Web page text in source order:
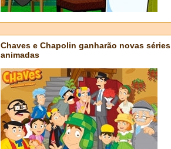
Chaves e Chapolin ganharão novas séries
animadas